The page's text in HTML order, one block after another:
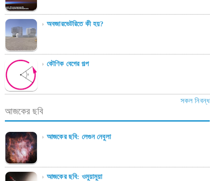
অবজারভেটরিতে কী হয়?
কৌণিক বেগের গল্প
সকল নিবন্ধ
আজকের ছবি
আজকের ছবি: লেগুন নেবুলা
আজকের ছবি: ওমুয়ামুয়া